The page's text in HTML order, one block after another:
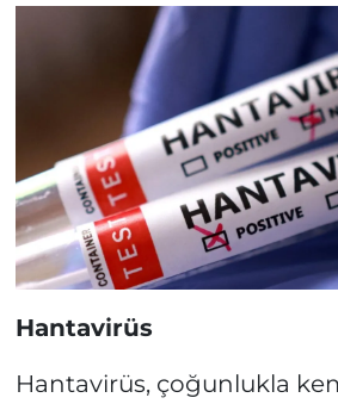
Hantavirüs
Hantavirüs, çoğunlukla